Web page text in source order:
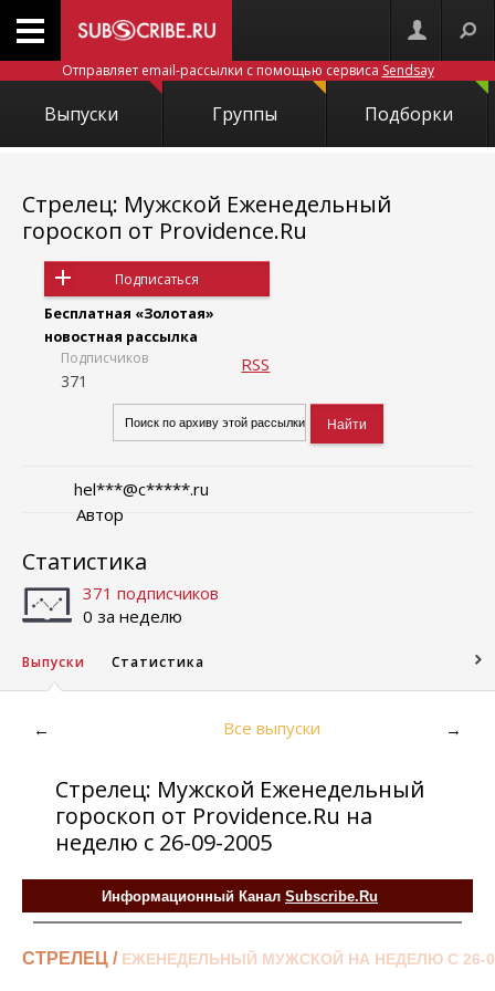
Отправляет email-рассылки с помощью сервиса Sendsay
Выпуски Группы Подборки
Стрелец: Мужской Еженедельный
гороскоп от Providence.Ru
Подписаться
Бесплатная «Золотая»
новостная рассылка
Подписчиков
371
RSS
Автор
hel***@c*****.ru
Статистика
371 подписчиков
0 за неделю
Выпуски Статистика
← Все выпуски →
Стрелец: Мужской Еженедельный
гороскоп от Providence.Ru на
неделю с 26-09-2005
Информационный Канал Subscribe.Ru
СТРЕЛЕЦ / ЕЖЕНЕДЕЛЬНЫЙ МУЖСКОЙ НА НЕДЕЛЮ С 26-